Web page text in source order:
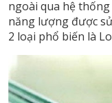
ngoài qua hệ
năng lượng được
2 loại phổ biến là